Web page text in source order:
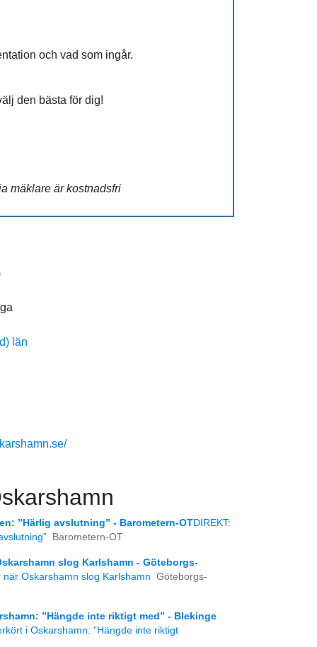
och vad som ingår.
den bästa för dig!
mäklare är kostnadsfri
”Härlig avslutning” - Barometern-OTDIREKT:
Barometern-OT
slog Karlshamn - Göteborgs-
Oskarshamn slog Karlshamn Göteborgs-
”Hängde inte riktigt med” - Blekinge
i Oskarshamn: ”Hängde inte riktigt